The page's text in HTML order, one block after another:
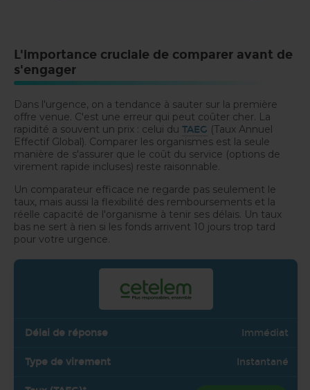
L'importance cruciale de comparer avant de
s'engager
Dans l'urgence, on a tendance à sauter sur la première
offre venue. C'est une erreur qui peut coûter cher. La
rapidité a souvent un prix : celui du TAEG (Taux Annuel
Effectif Global). Comparer les organismes est la seule
manière de s'assurer que le coût du service (options de
virement rapide incluses) reste raisonnable.
Un comparateur efficace ne regarde pas seulement le
taux, mais aussi la flexibilité des remboursements et la
réelle capacité de l'organisme à tenir ses délais. Un taux
bas ne sert à rien si les fonds arrivent 10 jours trop tard
pour votre urgence.
Immédiat
Instantané